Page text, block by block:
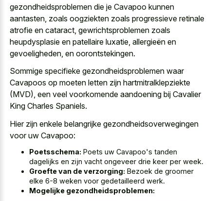
gezondheidsproblemen die je Cavapoo kunnen
aantasten, zoals oogziekten zoals progressieve retinale
atrofie en cataract, gewrichtsproblemen zoals
heupdysplasie en patellaire luxatie, allergieën en
gevoeligheden, en oorontstekingen.
Sommige specifieke gezondheidsproblemen waar
Cavapoos op moeten letten zijn hartmitralklepziekte
(MVD), een veel voorkomende aandoening bij Cavalier
King Charles Spaniels.
Hier zijn enkele belangrijke gezondheidsoverwegingen
voor uw Cavapoo:
Poetsschema: Poets uw Cavapoo's tanden
dagelijks en zijn vacht ongeveer drie keer per week.
Groefte van de verzorging: Bezoek de groomer
elke 6-8 weken voor gedetailleerd werk.
Mogelijke gezondheidsproblemen: